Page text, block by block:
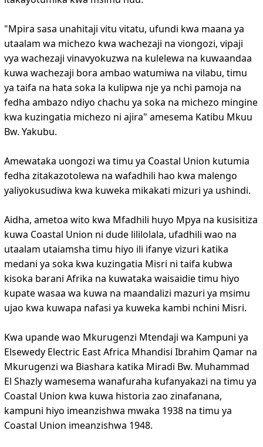
"Mpira sasa unahitaji vitu vitatu, ufundi kwa maana ya
utaalam wa michezo kwa wachezaji na viongozi, vipaji
vya wachezaji vinavyokuzwa na kulelewa na kuwaandaa
kuwa wachezaji bora ambao watumiwa na vilabu, timu
ya taifa na hata soka la kulipwa nje ya nchi pamoja na
fedha ambazo ndiyo chachu ya soka na michezo mingine
kwa kuzingatia michezo ni ajira" amesema Katibu Mkuu
Bw. Yakubu.
Amewataka uongozi wa timu ya Coastal Union kutumia
fedha zitakazotolewa na wafadhili hao kwa malengo
yaliyokusudiwa kwa kuweka mikakati mizuri ya ushindi.
Aidha, ametoa wito kwa Mfadhili huyo Mpya na kusisitiza
kuwa Coastal Union ni dude lililolala, ufadhili wao na
utaalam utaiamsha timu hiyo ili ifanye vizuri katika
medani ya soka kwa kuzingatia Misri ni taifa kubwa
kisoka barani Afrika na kuwataka waisaidie timu hiyo
kupate wasaa wa kuwa na maandalizi mazuri ya msimu
ujao kwa kuwapa nafasi ya kuweka kambi nchini Misri.
Kwa upande wao Mkurugenzi Mtendaji wa Kampuni ya
Elsewedy Electric East Africa Mhandisi Ibrahim Qamar na
Mkurugenzi wa Biashara katika Miradi Bw. Muhammad
El Shazly wamesema wanafuraha kufanyakazi na timu ya
Coastal Union kwa kuwa historia zao zinafanana,
kampuni hiyo imeanzishwa mwaka 1938 na timu ya
Coastal Union imeanzishwa 1948.